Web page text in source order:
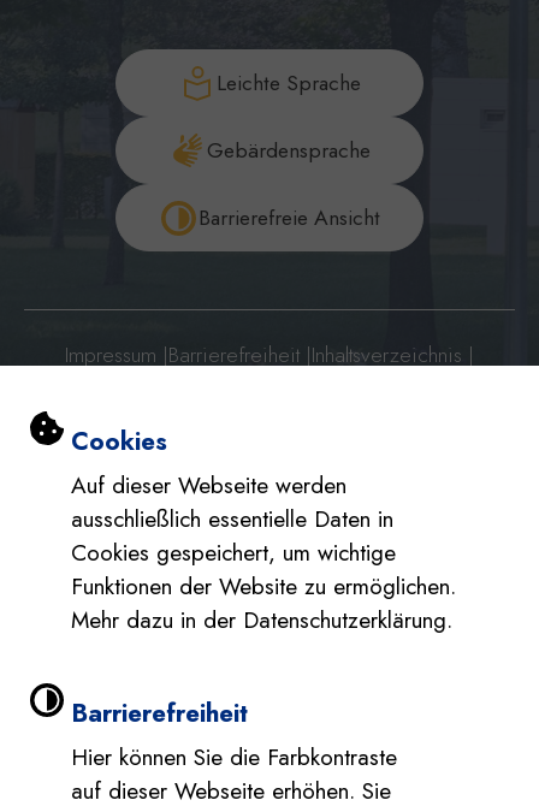
Einstellungen zu Cookies und
Cookies
Auf dieser Webseite werden
ausschließlich essentielle Daten in
Cookies gespeichert, um wichtige
Funktionen der Website zu ermöglichen.
Mehr dazu in der Datenschutzerklärung.
Barrierefreiheit
Hier können Sie die Farbkontraste
auf dieser Webseite erhöhen. Sie
Leichte Sprache
Gebärdensprache
Barrierefreie Ansicht
Impressum |Barrierefreiheit |Inhaltsverzeichnis |